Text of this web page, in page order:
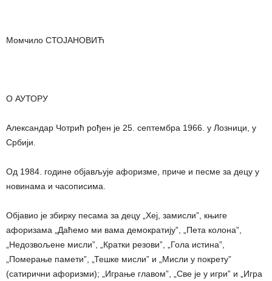
Момчило СТОЈАНОВИЋ
О АУТОРУ
Александар Чотрић рођен је 25. септембра 1966. у Лозници, у
Србији.
Од 1984. године објављује афоризме, приче и песме за децу у
новинама и часописима.
Објавио је збирку песама за децу „Хеј, замисли”, књиге
афоризама „Даћемо ми вама демократију”, „Пета колона”,
„Недозвољене мисли”, „Кратки резови”, „Гола истина”,
„Померање памети”, „Тешке мисли” и „Мисли у покрету”
(сатирични афоризми); „Играње главом”, „Све је у игри” и „Игра